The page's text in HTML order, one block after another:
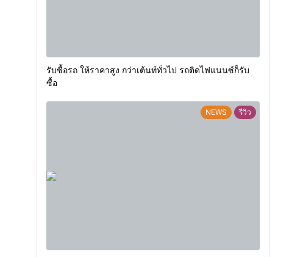
รับซื้อรถ ให้ราคาสูง กว่าเต้นท์ทั่วไป รถติดไฟแนนซ์ก็รับ
ซื้อ
NEWS รีวิว